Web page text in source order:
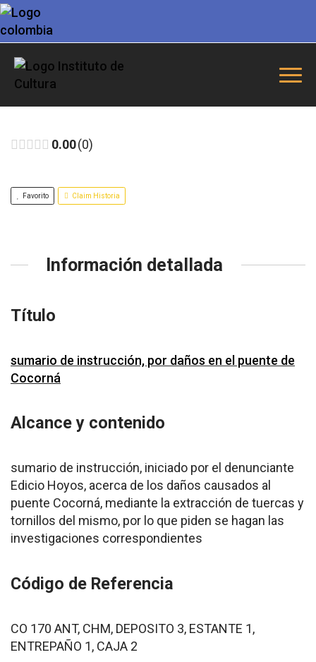
0.00 0
Favorito Claim Historia
Información detallada
Título
sumario de instrucción, por daños en el puente de
Cocorná
Alcance y contenido
sumario de instrucción, iniciado por el denunciante
Edicio Hoyos, acerca de los daños causados al
puente Cocorná, mediante la extracción de tuercas y
tornillos del mismo, por lo que piden se hagan las
investigaciones correspondientes
Código de Referencia
CO 170 ANT, CHM, DEPOSITO 3, ESTANTE 1,
ENTREPAÑO 1, CAJA 2